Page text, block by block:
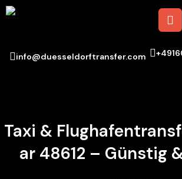
info@duesseldorftransfer.com
Taxi &
Ar 48612 – Günstig